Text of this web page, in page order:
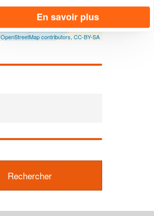
OpenStreetMap contributors, CC-BY-SA
En savoir plus